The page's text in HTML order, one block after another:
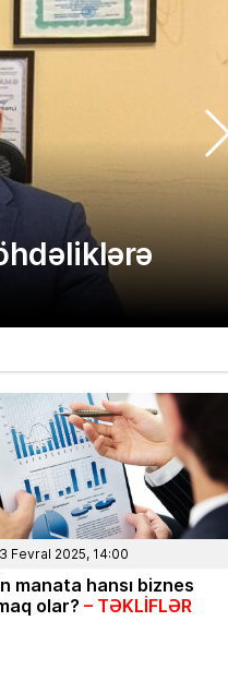
Fevral 2025, 14:00
manata hansı biznes
olar? – TƏKLİFLƏR